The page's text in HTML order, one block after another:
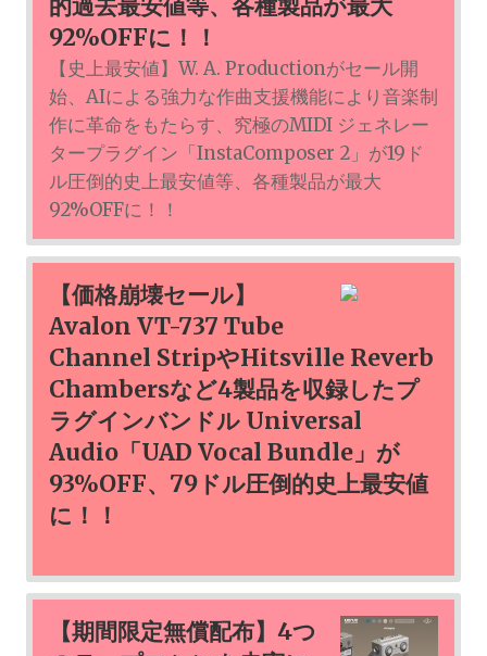
的過去最安値等、各種製品が最大
92%OFFに！！
【史上最安値】W. A. Productionがセール開
始、AIによる強力な作曲支援機能により音楽制
作に革命をもたらす、究極のMIDI ジェネレー
タープラグイン「InstaComposer 2」が19ド
ル圧倒的史上最安値等、各種製品が最大
92%OFFに！！
【価格崩壊セール】
Avalon VT-737 Tube
Channel StripやHitsville Reverb
Chambersなど4製品を収録したプ
ラグインバンドル Universal
Audio「UAD Vocal Bundle」が
93%OFF、79ドル圧倒的史上最安値
に！！
【期間限定無償配布】4つ